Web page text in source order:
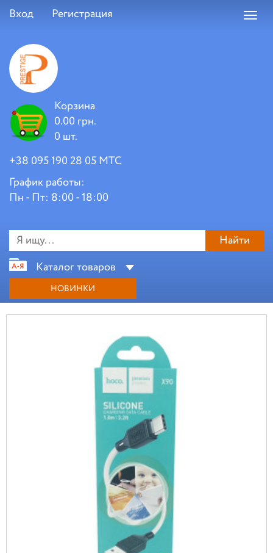
Вход Регистрация
Корзина
0.00 грн.
0 шт.
+38 095 190 28 05 МТС
График работы:
Пн - Пт: 8:00 - 18:00
Найти
Каталог товаров
НОВИНКИ